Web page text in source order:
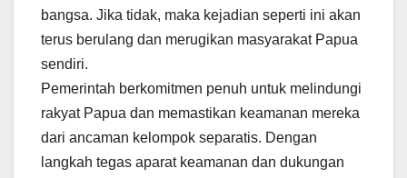
bangsa. Jika tidak, maka kejadian seperti ini akan
terus berulang dan merugikan masyarakat Papua
sendiri.
Pemerintah berkomitmen penuh untuk melindungi
rakyat Papua dan memastikan keamanan mereka
dari ancaman kelompok separatis. Dengan
langkah tegas aparat keamanan dan dukungan